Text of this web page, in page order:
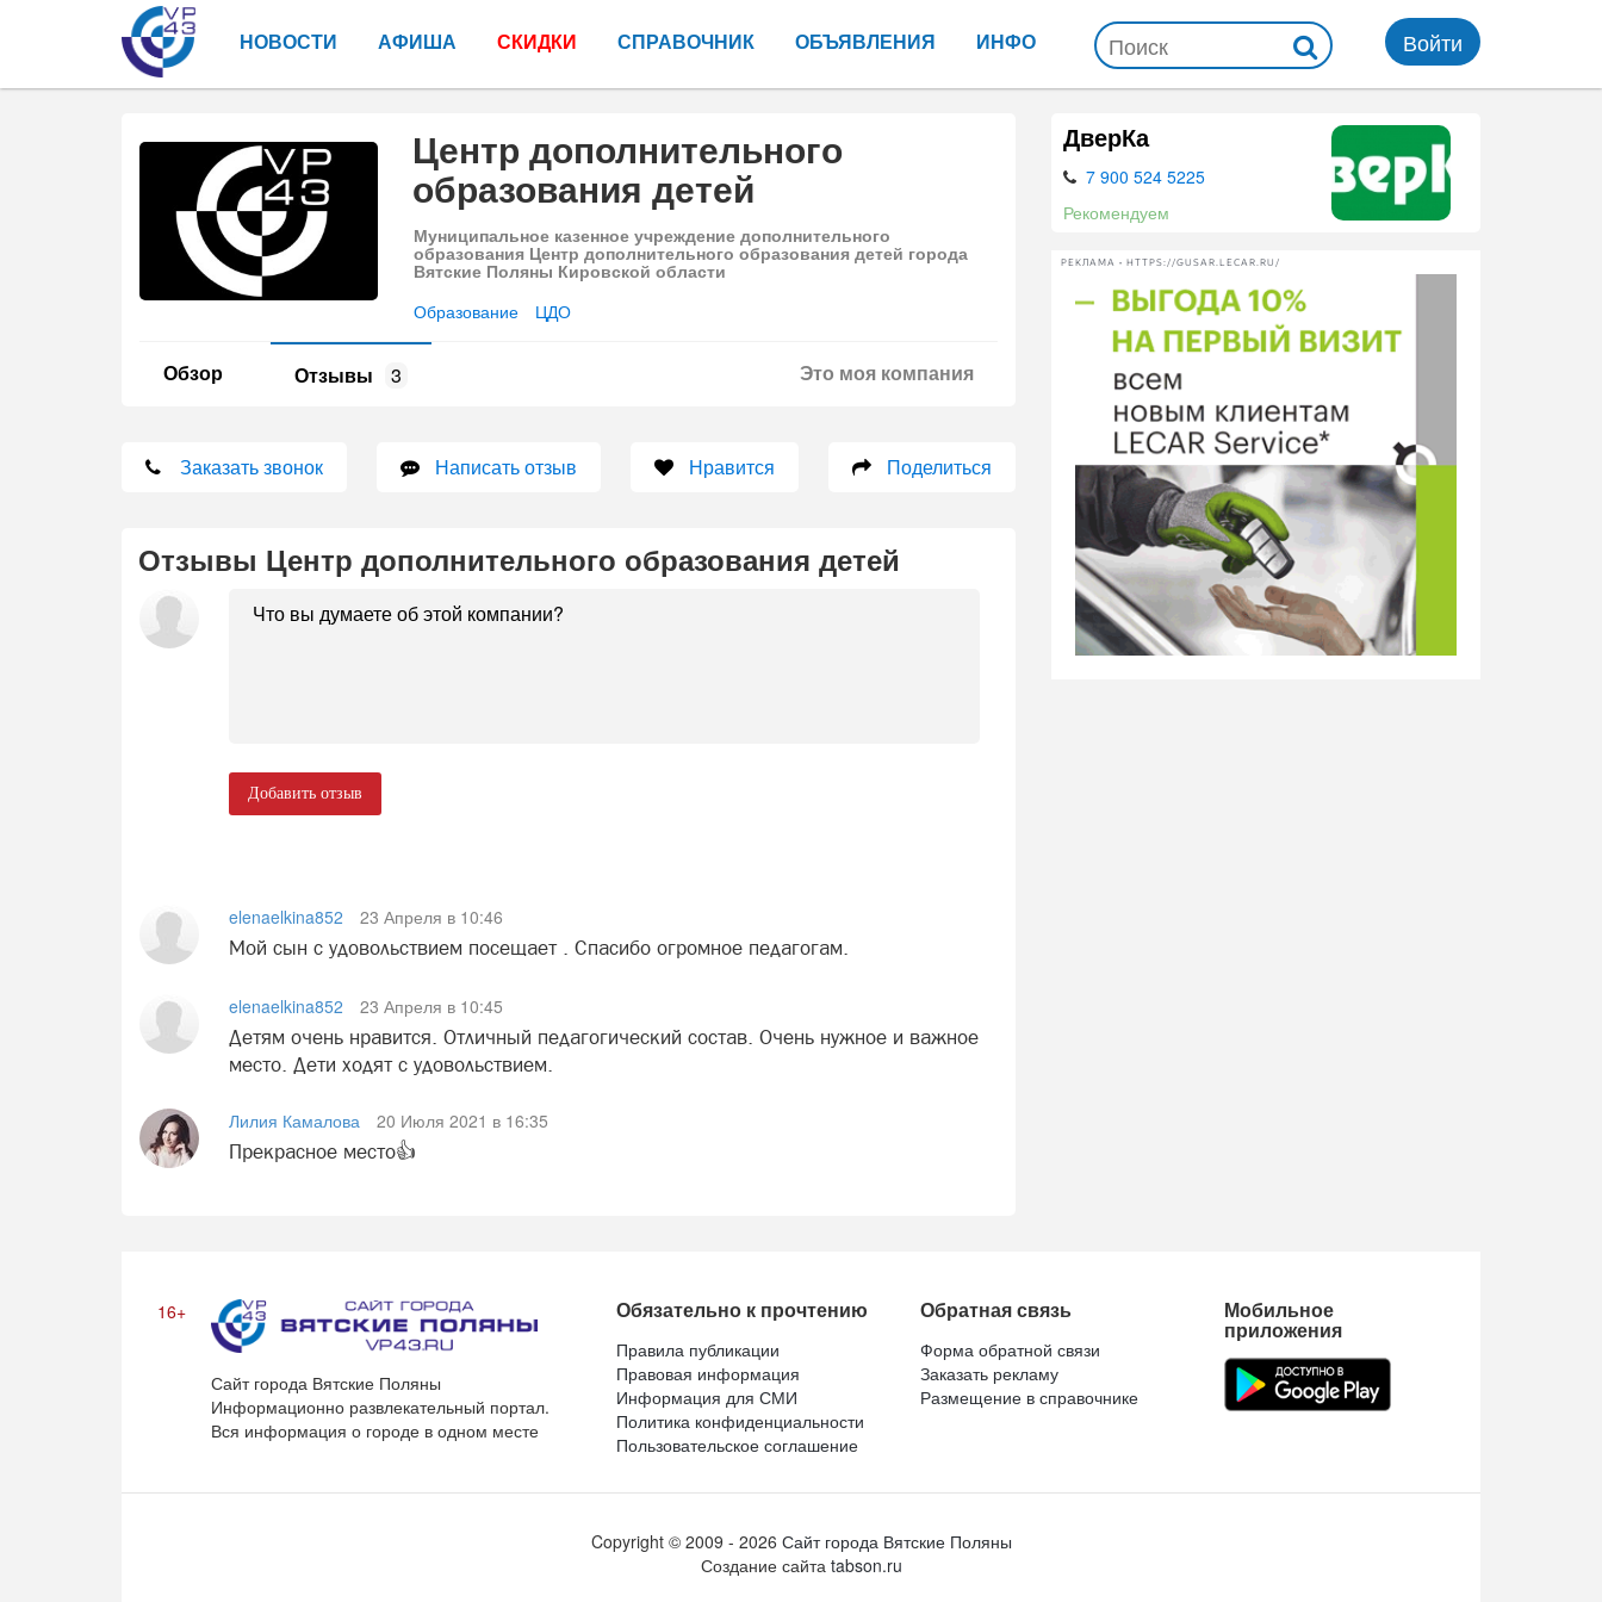
НОВОСТИ АФИША СКИДКИ СПРАВОЧНИК ОБЪЯВЛЕНИЯ ИНФО Войти
Центр дополнительного
образования детей
Муниципальное казенное учреждение дополнительного
образования Центр дополнительного образования детей города
Вятские Поляны Кировской области
Образование ЦДО
Это моя компания
Обзор Отзывы 3
Заказать звонок Написать отзыв Нравится Поделиться
Отзывы Центр дополнительного образования детей
Добавить отзыв
elenaelkina852
23 Апреля в 10:46
Мой сын с удовольствием посещает . Спасибо огромное педагогам.
elenaelkina852
23 Апреля в 10:45
Детям очень нравится. Отличный педагогический состав. Очень нужное и важное
место. Дети ходят с удовольствием.
Лилия Камалова
20 Июля 2021 в 16:35
Прекрасное место👍
ДверКа
7 900 524 5225
Рекомендуем
РЕКЛАМА • HTTPS://GUSAR.LECAR.RU/
16+
Сайт города Вятские Поляны
Информационно развлекательный портал.
Вся информация о городе в одном месте
Обязательно к прочтению
Правила публикации
Правовая информация
Информация для СМИ
Политика конфиденциальности
Пользовательское соглашение
Обратная связь
Форма обратной связи
Заказать рекламу
Размещение в справочнике
Мобильное
приложения
Copyright © 2009 - 2026 Сайт города Вятские Поляны
Создание сайта tabson.ru